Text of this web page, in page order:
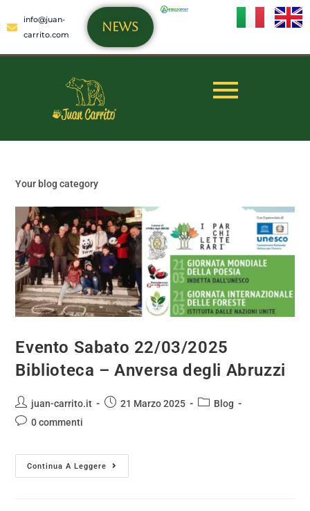
info@juan-
carrito.com
NEWS
Your blog category
Evento Sabato 22/03/2025
Biblioteca – Anversa degli Abruzzi
juan-carrito.it 21 Marzo 2025
Blog
0 commenti
Continua A Leggere